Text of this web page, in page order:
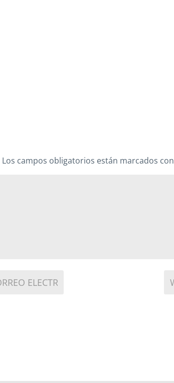
Los campos obligatorios están marcados con